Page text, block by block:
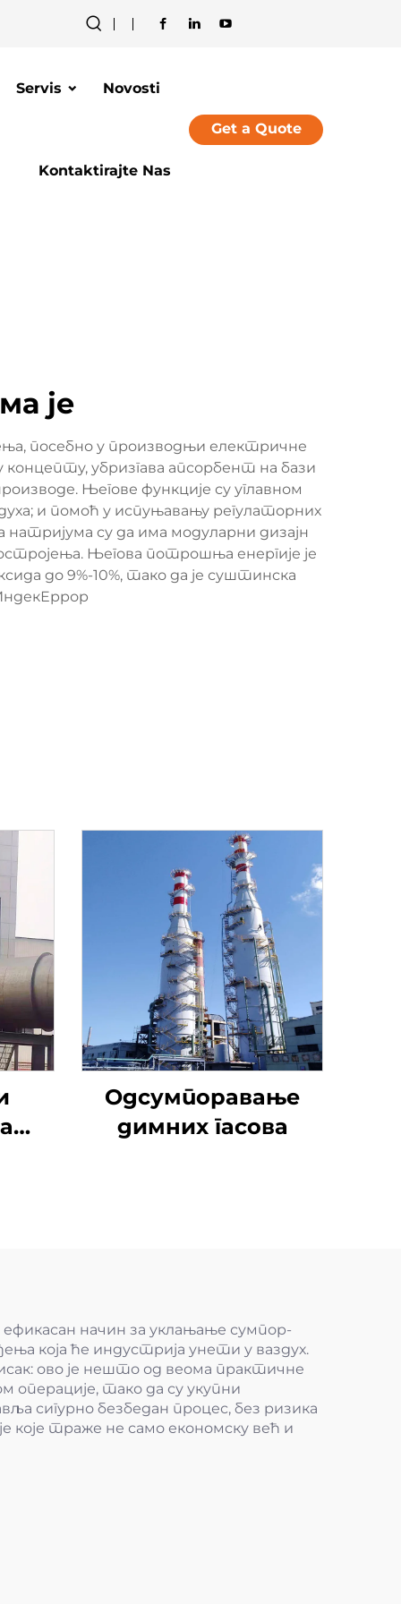
Servis Novosti
Kontaktirajte Nas
Get a Quote
је
посебно у производњи електричне
убризгава апсорбент на бази
Његове функције су углавном
и помоћ у испуњавању регулаторних
су да има модуларни дизајн
Његова потрошња енергије је
до 9%-10%, тако да је суштинска
Одсумпоравање
димних гасова
начин за уклањање сумпор-
која ће индустрија унети у ваздух.
ово је нешто од веома практичне
тако да су укупни
сигурно безбедан процес, без ризика
које траже не само економску већ и